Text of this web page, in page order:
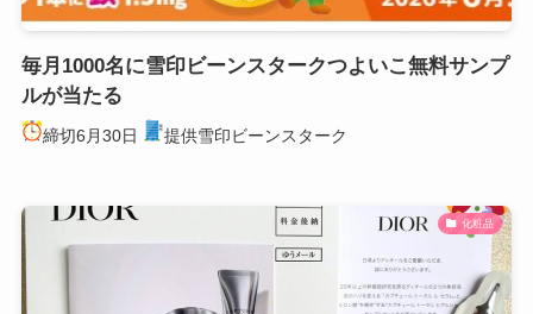
毎月1000名に雪印ビーンスタークつよいこ無料サンプ
ルが当たる
締切6月30日 提供雪印ビーンスターク
化粧品